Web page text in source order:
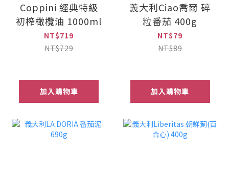
Coppini 經典特級
初榨橄欖油 1000ml
NT$719
NT$729
加入購物車
義大利Ciao喬爾 碎
粒番茄 400g
NT$79
NT$89
加入購物車